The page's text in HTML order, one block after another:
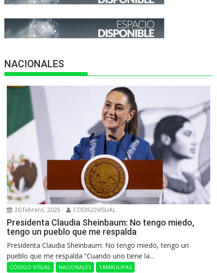
NACIONALES
20 febrero, 2025 CODIGOVISUAL
Presidenta Claudia Sheinbaum: No tengo miedo,
tengo un pueblo que me respalda
Presidenta Claudia Sheinbaum: No tengo miedo, tengo un
pueblo que me respalda ”Cuando uno tiene la...
CÓDIGO VISUAL NACIONALES TAMAULIPAS